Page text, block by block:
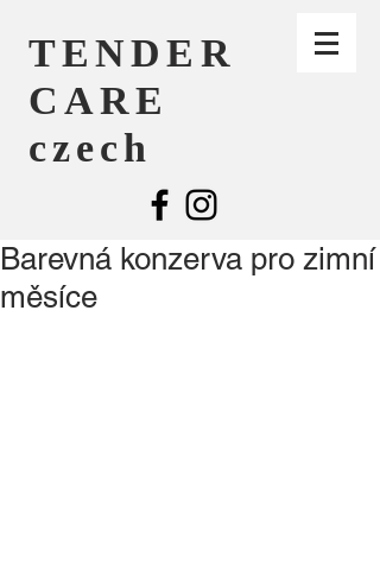
TENDER
CARE
czech
Barevná konzerva pro zimní
měsíce